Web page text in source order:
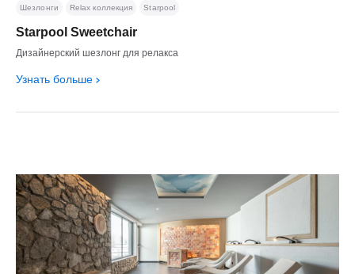
Starpool Sweetchair
Дизайнерский шезлонг для релакса
Узнать больше
Шезлонги Relax коллекция Starpool